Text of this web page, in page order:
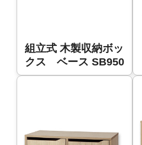
組立式 木製収納ボッ
クス ベース SB950